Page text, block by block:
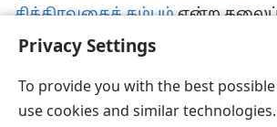
Privacy Settings
To provide you with the best
use cookies and similar
சித்திரவதைக் கம்பம்என்ற
பாருங்கள்.